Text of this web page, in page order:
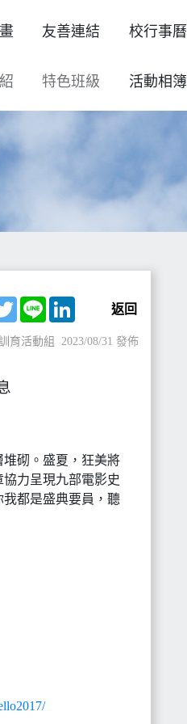
友善連結 校行事曆
特色班級 活動相簿
TwitterLine LinkedIn返回
育活動組 2023/08/31 發佈
砌。盛夏，狂美將
力呈現九部電影史
都是盛典要員，聽